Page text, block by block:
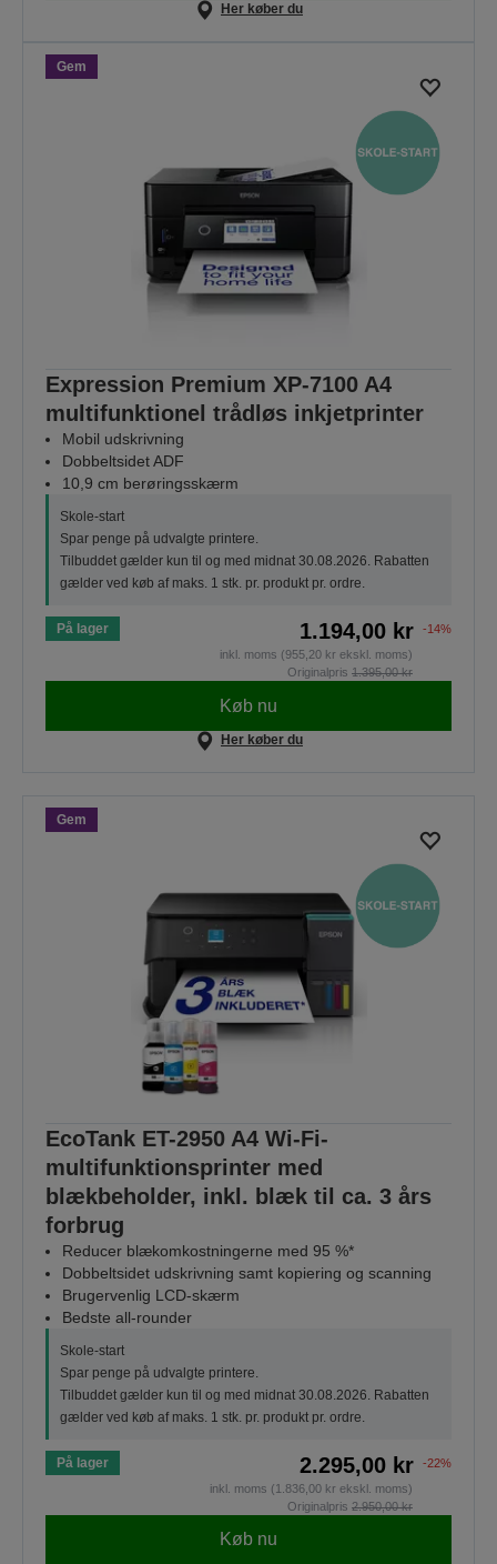
Her køber du
Gem
Expression Premium XP-7100 A4
multifunktionel trådløs inkjetprinter
Mobil udskrivning
Dobbeltsidet ADF
10,9 cm berøringsskærm
Skole-start
Spar penge på udvalgte printere.
Tilbuddet gælder kun til og med midnat 30.08.2026. Rabatten
gælder ved køb af maks. 1 stk. pr. produkt pr. ordre.
På lager 1.194,00 kr
-14%
inkl. moms (955,20 kr ekskl. moms)
Originalpris 1.395,00 kr
Køb nu
Her køber du
Gem
EcoTank ET-2950 A4 Wi-Fi-
multifunktionsprinter med
blækbeholder, inkl. blæk til ca. 3 års
forbrug
Reducer blækomkostningerne med 95 %*
Dobbeltsidet udskrivning samt kopiering og scanning
Brugervenlig LCD-skærm
Bedste all-rounder
Skole-start
Spar penge på udvalgte printere.
Tilbuddet gælder kun til og med midnat 30.08.2026. Rabatten
gælder ved køb af maks. 1 stk. pr. produkt pr. ordre.
På lager 2.295,00 kr
-22%
inkl. moms (1.836,00 kr ekskl. moms)
Originalpris 2.950,00 kr
Køb nu